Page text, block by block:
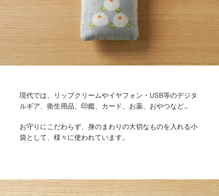
現代では、リップクリームやイヤフォン・USB等のデジタ
ルギア、衛生用品、印鑑、カード、お薬、おやつなど…
お守りにこだわらず、身のまわりの大切なものを入れる小
袋として、様々に使われています。